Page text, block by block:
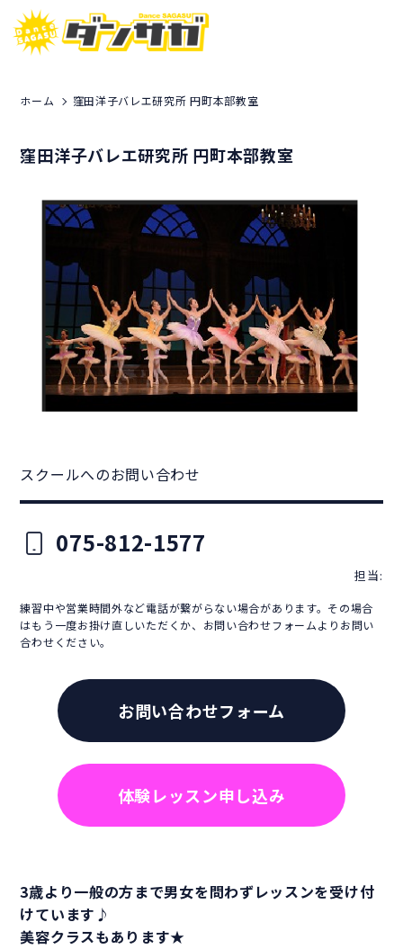
ホーム 窪田洋子バレエ研究所 円町本部教室
窪田洋子バレエ研究所 円町本部教室
スクールへのお問い合わせ
075-812-1577
担当:
練習中や営業時間外など電話が繋がらない場合があります。その場合
はもう一度お掛け直しいただくか、お問い合わせフォームよりお問い
合わせください。
お問い合わせフォーム
体験レッスン申し込み
3歳より一般の方まで男女を問わずレッスンを受け付
けています♪
美容クラスもあります★